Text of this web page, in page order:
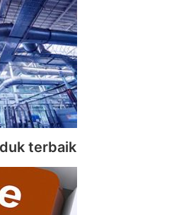
terbaik